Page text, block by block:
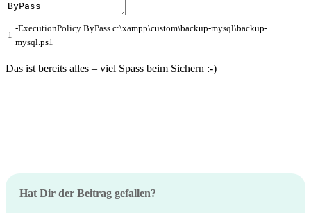
1
-ExecutionPolicy ByPass c:\xampp\custom\backup-mysql\backup-
mysql.ps1
Das ist bereits alles – viel Spass beim Sichern :-)
Hat Dir der Beitrag gefallen?